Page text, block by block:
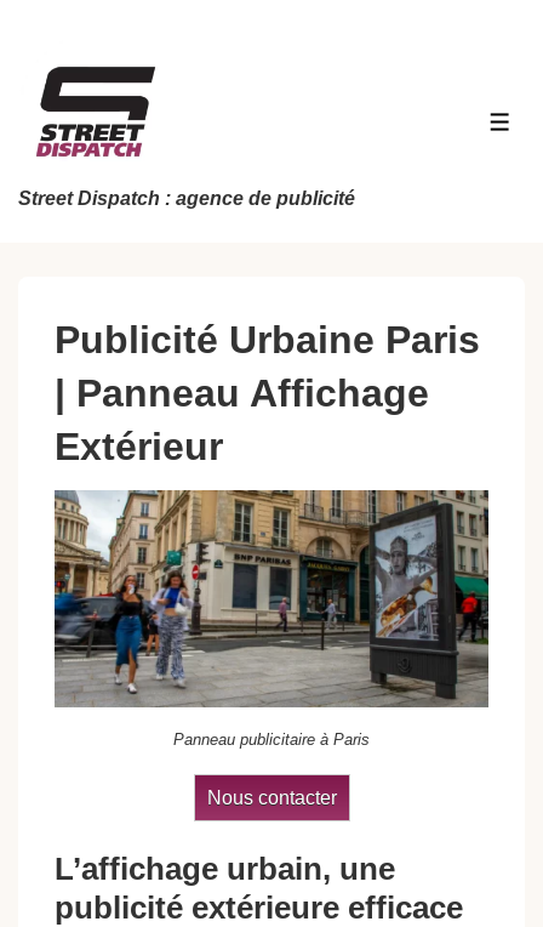
contenu
principal
Street Dispatch : agence de publicité
Publicité Urbaine Paris
| Panneau Affichage
Extérieur
Panneau publicitaire à Paris
Nous contacter
L’affichage urbain, une
publicité extérieure efficace